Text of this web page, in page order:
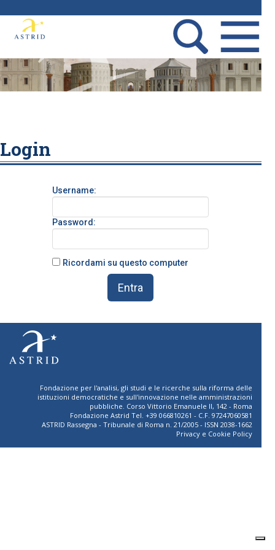
Login
Username:
Password:
Ricordami su questo computer
Entra
Fondazione per l'analisi, gli studi e le ricerche sulla riforma delle
istituzioni democratiche e sull'innovazione nelle amministrazioni
pubbliche. Corso Vittorio Emanuele II, 142 - Roma
Fondazione Astrid Tel. +39 066810261 - C.F. 97247060581
ASTRID Rassegna - Tribunale di Roma n. 21/2005 - ISSN 2038-1662
Privacy e Cookie Policy